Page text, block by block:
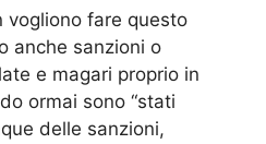
vogliono fare questo
anche sanzioni o
e magari proprio in
ormai sono “stati
delle sanzioni,